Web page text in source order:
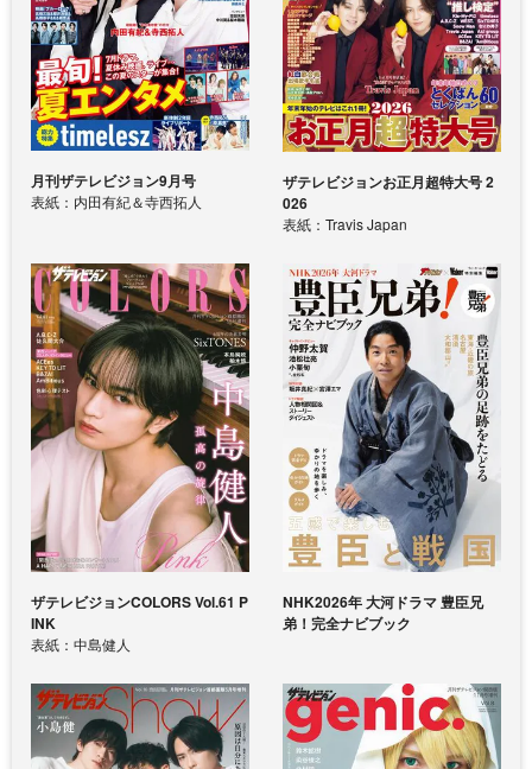
月刊ザテレビジョン9月号
表紙：内田有紀＆寺西拓人
ザテレビジョンお正月超特大号 2
026
表紙：Travis Japan
ザテレビジョンCOLORS Vol.61 P
INK
表紙：中島健人
NHK2026年 大河ドラマ 豊臣兄
弟！完全ナビブック